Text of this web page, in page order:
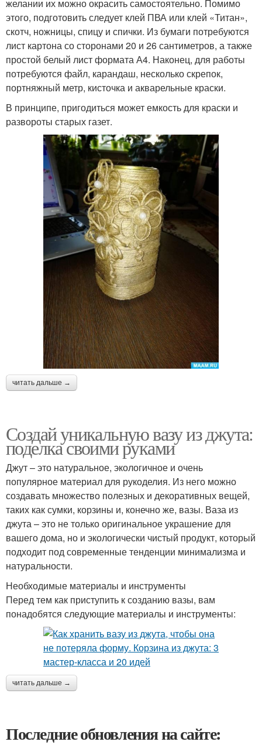
желании их можно окрасить самостоятельно. Помимо
этого, подготовить следует клей ПВА или клей «Титан»,
скотч, ножницы, спицу и спички. Из бумаги потребуются
лист картона со сторонами 20 и 26 сантиметров, а также
простой белый лист формата А4. Наконец, для работы
потребуются файл, карандаш, несколько скрепок,
портняжный метр, кисточка и акварельные краски.
В принципе, пригодиться может емкость для краски и
развороты старых газет.
читать дальше →
Создай уникальную вазу из джута:
поделка своими руками
Джут – это натуральное, экологичное и очень
популярное материал для рукоделия. Из него можно
создавать множество полезных и декоративных вещей,
таких как сумки, корзины и, конечно же, вазы. Ваза из
джута – это не только оригинальное украшение для
вашего дома, но и экологически чистый продукт, который
подходит под современные тенденции минимализма и
натуральности.
Необходимые материалы и инструменты
Перед тем как приступить к созданию вазы, вам
понадобятся следующие материалы и инструменты:
читать дальше →
Последние обновления на сайте: